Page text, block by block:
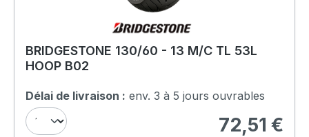
BRIDGESTONE 130/60 - 13 M/C TL 53L
HOOP B02
Délai de livraison : env. 3 à 5 jours ouvrables
Prix régulier :
72,51 €